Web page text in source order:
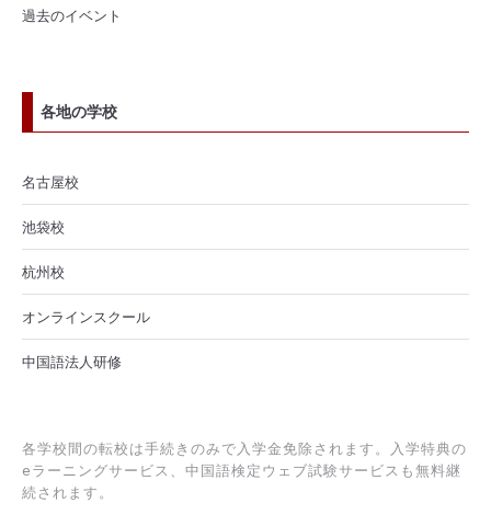
過去のイベント
各地の学校
名古屋校
池袋校
杭州校
オンラインスクール
中国語法人研修
各学校間の転校は手続きのみで入学金免除されます。入学特典の
eラーニングサービス、中国語検定ウェブ試験サービスも無料継
続されます。